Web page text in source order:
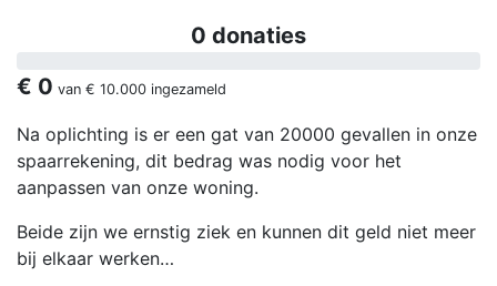
0 donaties
€ 0 van € 10.000 ingezameld
Na oplichting is er een gat van 20000 gevallen in onze
spaarrekening, dit bedrag was nodig voor het
aanpassen van onze woning.
Beide zijn we ernstig ziek en kunnen dit geld niet meer
bij elkaar werken…